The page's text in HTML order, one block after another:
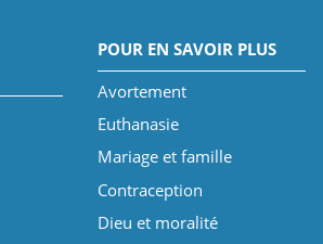
POUR EN SAVOIR PLUS
Avortement
Euthanasie
Mariage et famille
Contraception
Dieu et moralité